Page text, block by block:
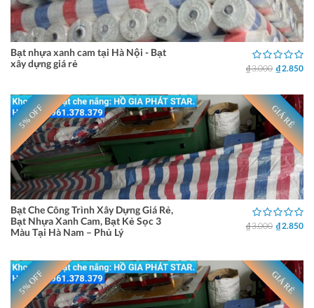
Bạt nhựa xanh cam tại Hà Nội - Bạt
xây dựng giá rẻ
₫ 3.000 ₫ 2.850
5% OFF GIÁ RẺ
Bạt Che Công Trình Xây Dựng Giá Rẻ,
Bạt Nhựa Xanh Cam, Bạt Kẻ Sọc 3
Màu Tại Hà Nam – Phủ Lý
₫ 3.000 ₫ 2.850
5% OFF GIÁ RẺ